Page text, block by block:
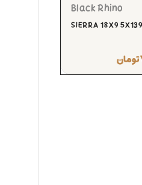
Black Rhino
SIERRA 18X9
تومان